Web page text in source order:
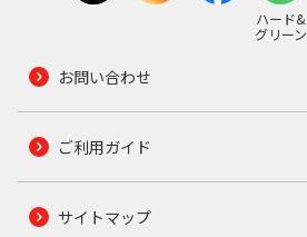
ハード&
グリーン
お問い合わせ
ご利用ガイド
サイトマップ